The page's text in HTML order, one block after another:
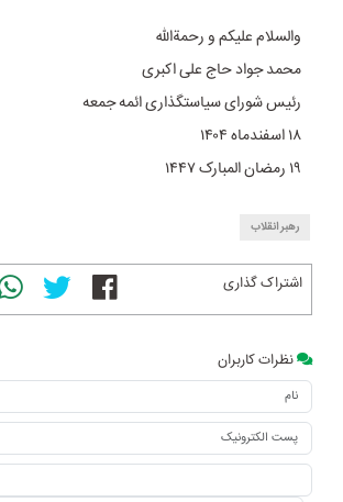
والسلام علیکم و رحمة‌الله
محمد جواد حاج علی اکبری
رئیس شورای سیاستگذاری ائمه جمعه
۱۸ اسفندماه ۱۴۰۴
۱۹ رمضان المبارک ۱۴۴۷
رهبر انقلاب
اشتراک گذاری
نظرات کاربران